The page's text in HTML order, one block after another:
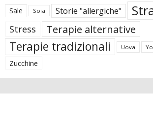
Sale Soia Storie "allergiche"
Stress Terapie alternative
Terapie tradizionali Uova
Zucchine